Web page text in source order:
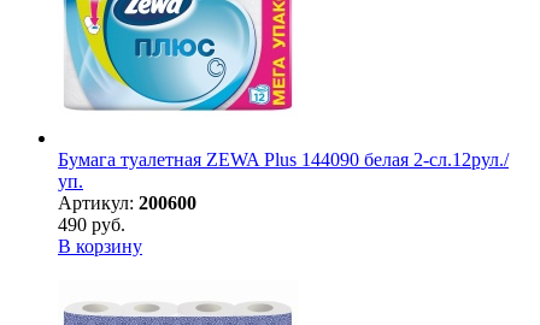
Бумага туалетная ZEWA Plus 144090 белая 2-сл.12рул./
уп.
Артикул: 200600
490 руб.
В корзину